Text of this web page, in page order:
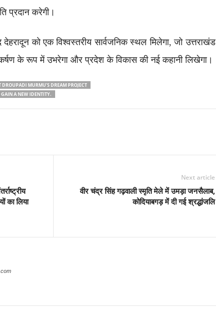
प्रदान करेगी।
देहरादून को एक विश्वस्तरीय सार्वजनिक स्थल मिलेगा, जो उत्तराखंड
के रूप में उभरेगा और प्रदेश के विकास की नई कहानी लिखेगा।
DROUPADI MURMU’S DREAM PROJECT
A NEW IDENTITY.
का लिया
Next article
वीर चंद्र सिंह गढ़वाली स्मृति मेले में उमड़ा जनसैलाब,
कोदियाबगड़ में दी गई श्रद्धांजलि